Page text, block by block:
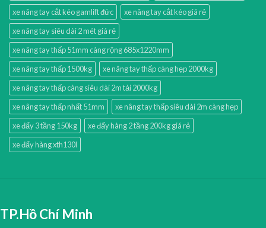
xe nâng tay cắt kéo gamlift đức
xe nâng tay cắt kéo giá rẻ
xe nâng tay siêu dài 2 mét giá rẻ
xe nâng tay thấp 51mm càng rộng 685x1220mm
xe nâng tay thấp 1500kg
xe nâng tay thấp càng hẹp 2000kg
xe nâng tay thấp càng siêu dài 2m tải 2000kg
xe nâng tay thấp nhất 51mm
xe nâng tay thấp siêu dài 2m càng hẹp
xe đẩy 3 tầng 150kg
xe đẩy hàng 2 tầng 200kg giá rẻ
xe đẩy hàng xth130l
TP.Hồ Chí Minh